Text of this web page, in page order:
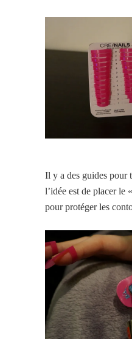
Il y a des guides pour
l’idée est de placer le
pour protéger les